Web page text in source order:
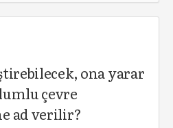
ona yarar
çevre
ad verilir?